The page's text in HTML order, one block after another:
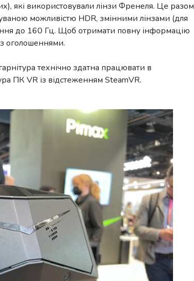
які використовували лінзи Френеля. Це разом
можливістю HDR, змінними лінзами (для
до 160 Гц. Щоб отримати повну інформацію
оголошеннями.
технічно здатна працювати в
ПК VR із відстеженням SteamVR.